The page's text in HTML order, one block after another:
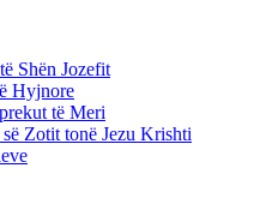
Shën Jozefit
Hyjnore
të Meri
Zotit tonë Jezu Krishti